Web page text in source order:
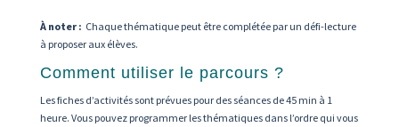
À noter : Chaque thématique peut être complétée par un défi-lecture
à proposer aux élèves.
Comment utiliser le parcours ?
Les fiches d’activités sont prévues pour des séances de 45 min à 1
heure. Vous pouvez programmer les thématiques dans l’ordre qui vous